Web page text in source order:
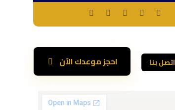
احجز موعدك الآن اتصل بنا